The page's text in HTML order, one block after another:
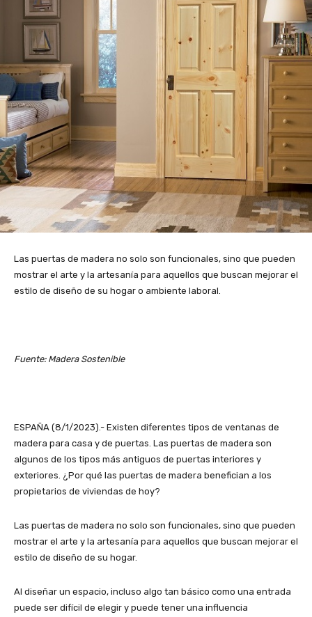
Las puertas de madera no solo son funcionales, sino que pueden
mostrar el arte y la artesanía para aquellos que buscan mejorar el
estilo de diseño de su hogar o ambiente laboral.
Fuente: Madera Sostenible
ESPAÑA (8/1/2023).- Existen diferentes tipos de ventanas de
madera para casa y de puertas. Las puertas de madera son
algunos de los tipos más antiguos de puertas interiores y
exteriores. ¿Por qué las puertas de madera benefician a los
propietarios de viviendas de hoy?
Las puertas de madera no solo son funcionales, sino que pueden
mostrar el arte y la artesanía para aquellos que buscan mejorar el
estilo de diseño de su hogar.
Al diseñar un espacio, incluso algo tan básico como una entrada
puede ser difícil de elegir y puede tener una influencia